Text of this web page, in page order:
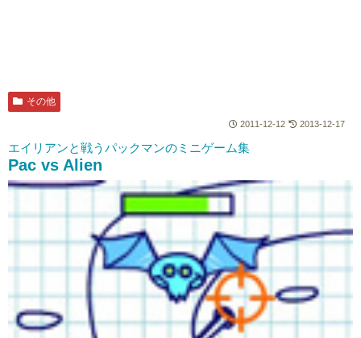
その他
2011-12-12 2013-12-17
エイリアンと戦うパックマンのミニゲーム集
Pac vs Alien